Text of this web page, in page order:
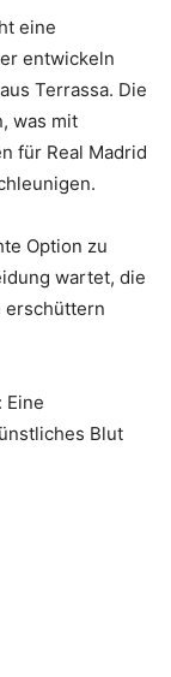
eine
entwickeln
Terrassa. Die
was mit
für Real Madrid
Option zu
wartet, die
erschüttern
Eine
Blut